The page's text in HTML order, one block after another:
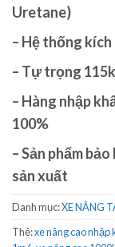
Uretane)
– Hệ thống
– Tự trọng
– Hàng nhập
100%
– Sản phẩm
sản xuất
Danh mục:XE NÂNG
Thẻ:xe nâng cao nhập